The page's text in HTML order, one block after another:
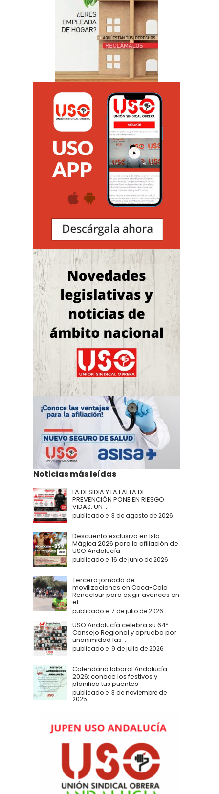
Noticias más leídas
LA DESIDIA Y LA FALTA DE
PREVENCIÓN PONE EN RIESGO
VIDAS: UN ...
publicado el 3 de agosto de 2026
Descuento exclusivo en Isla
Mágica 2026 para la afiliación de
USO Andalucía
publicado el 16 de junio de 2026
Tercera jornada de
movilizaciones en Coca-Cola
Rendelsur para exigir avances en
el ...
publicado el 7 de julio de 2026
USO Andalucía celebra su 64º
Consejo Regional y aprueba por
unanimidad las ...
publicado el 9 de julio de 2026
Calendario laboral Andalucía
2026: conoce los festivos y
planifica tus puentes
publicado el 3 de noviembre de
2025